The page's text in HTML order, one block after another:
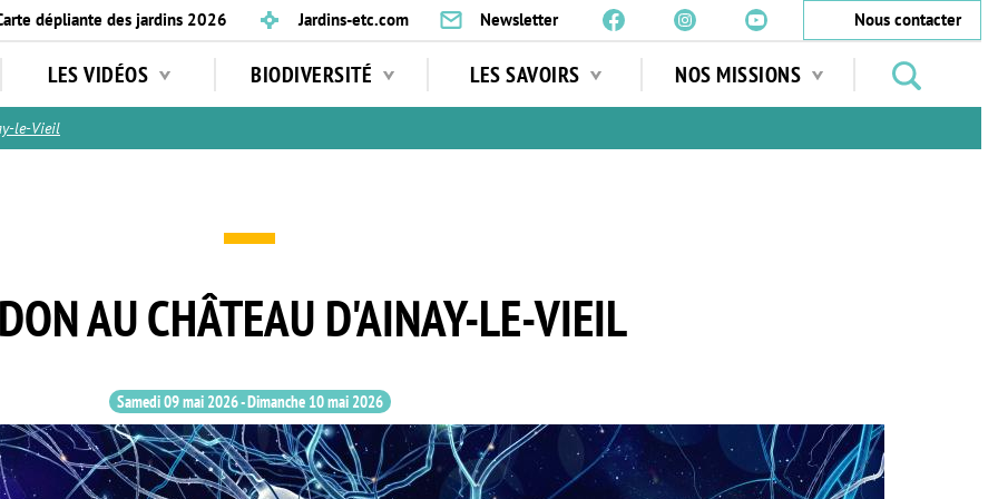
dépliante des jardins 2026 Jardins-etc.com Newsletter
Nous contacter
LES VIDÉOS BIODIVERSITÉ LES SAVOIRS NOS MISSIONS
jardins
le-Vieil
AU CHÂTEAU D'AINAY-LE-VIEIL
Samedi 09 mai 2026-Dimanche 10 mai 2026